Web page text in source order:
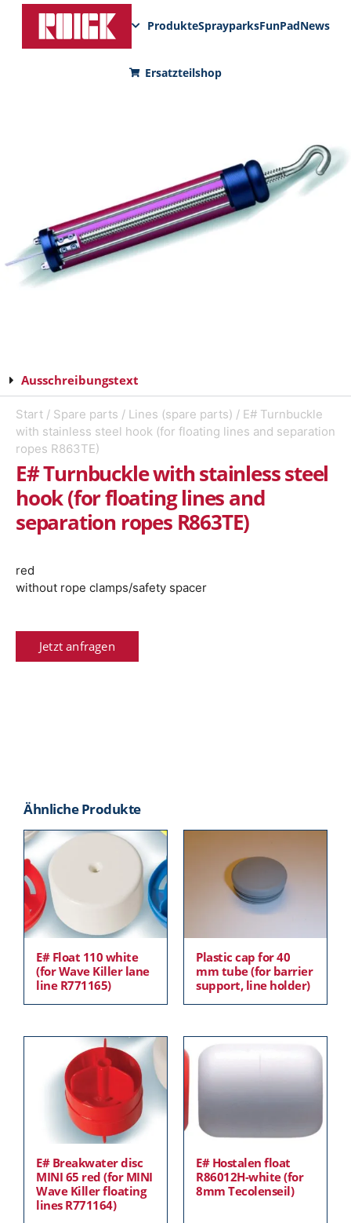
ProdukteSprayparksFunPadNews
Ersatzteilshop
Ausschreibungstext
Start / Spare parts / Lines (spare parts) / E# Turnbuckle
with stainless steel hook (for floating lines and separation
ropes R863TE)
E# Turnbuckle with stainless steel
hook (for floating lines and
separation ropes R863TE)
red
without rope clamps/safety spacer
Jetzt anfragen
Ähnliche Produkte
E# Float 110 white
(for Wave Killer lane
line R771165)
Plastic cap for 40
mm tube (for barrier
support, line holder)
E# Breakwater disc
MINI 65 red (for MINI
Wave Killer floating
lines R771164)
E# Hostalen float
R86012H-white (for
8mm Tecolenseil)